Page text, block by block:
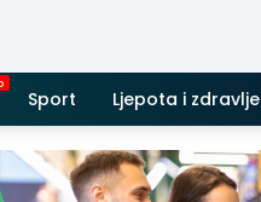
Sport Ljepota i zdravlje